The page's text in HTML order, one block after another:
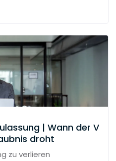
| Wann der V
droht
zu verlieren